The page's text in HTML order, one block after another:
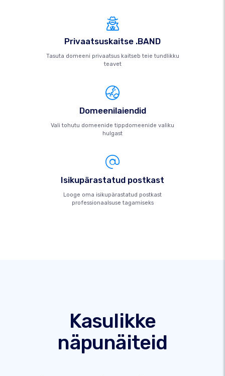
Privaatsuskaitse .BAND
Tasuta domeeni privaatsus kaitseb teie tundlikku
teavet
Domeenilaiendid
Vali tohutu domeenide tippdomeenide valiku
hulgast
Isikupärastatud postkast
Looge oma isikupärastatud postkast
professionaalsuse tagamiseks
Kasulikke
näpunäiteid